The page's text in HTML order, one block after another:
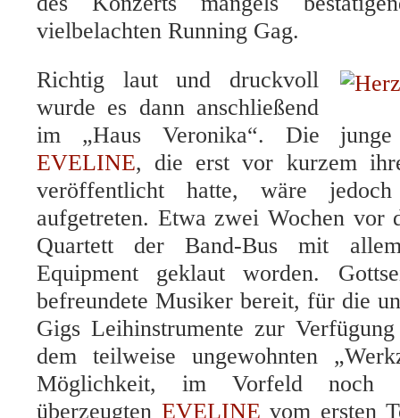
vielbelachten Running Gag.
Richtig laut und druckvoll
wurde es dann anschließend
im „Haus Veronika“. Die junge
EVELINE, die erst vor kurzem
veröffentlicht hatte, wäre
aufgetreten. Etwa zwei Wochen vor
Quartett der Band-Bus mit
Equipment geklaut worden.
befreundete Musiker bereit, für die
Gigs Leihinstrumente zur
dem teilweise ungewohnten
Möglichkeit, im Vorfeld noch
überzeugten EVELINE vom ersten